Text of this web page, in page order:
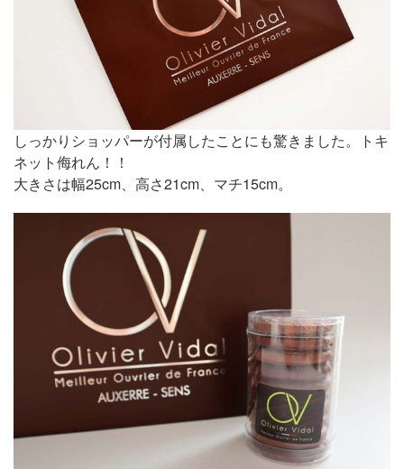
しっかりショッパーが付属したことにも驚きました。トキ
ネット侮れん！！
大きさは幅25cm、高さ21cm、マチ15cm。